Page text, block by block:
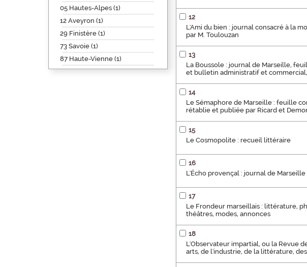
05 Hautes-Alpes (1)
12 Aveyron (1)
29 Finistère (1)
73 Savoie (1)
87 Haute-Vienne (1)
12
L'Ami du bien : journal consacré à la
par M. Toulouzan
13
La Boussole : journal de Marseille,
et bulletin administratif et
14
Le Sémaphore de Marseille : feuille
rétablie et publiée par Ricard et
15
Le Cosmopolite : recueil littéraire
16
L'Écho provençal : journal de
17
Le Frondeur marseillais : littérature,
théâtres, modes, annonces
18
L'Observateur impartial, ou la Revue
arts, de l'industrie, de la littérature,